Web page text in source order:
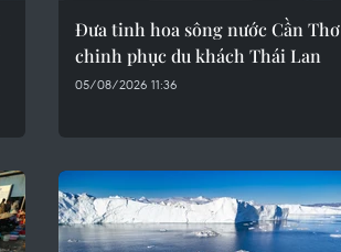
Đưa tinh hoa sông nước Cần Thơ
chinh phục du khách Thái Lan
05/08/2026 11:36